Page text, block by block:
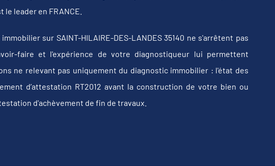
leader en FRANCE.
sur SAINT-HILAIRE-DES-LANDES 35140 ne s'arrêtent pas
faire et l'expérience de votre diagnostiqueur lui permettent
ne relevant pas uniquement du diagnostic immobilier : l'état des
d’attestation RT2012 avant la construction de votre bien ou
d'achèvement de fin de travaux.